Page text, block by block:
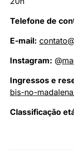
Telefone de
E-mail:
Instagram: @
Ingressos e
bis-no-
Classificação